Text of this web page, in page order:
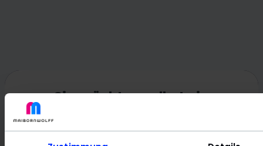
Sie möchten selbst ein
MaibornWolff werden?